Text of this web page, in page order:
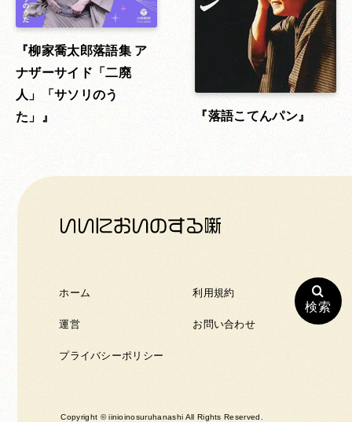
柳家喬太郎落語集 ア
ナザーサイド「二廃
人」「サソリのう
た」
落語こてんパン
検索
ホーム 利用規約
運営 お問い合わせ
プライバシーポリシー
Copyright © iinioinosuruhanashi All Rights Reserved.